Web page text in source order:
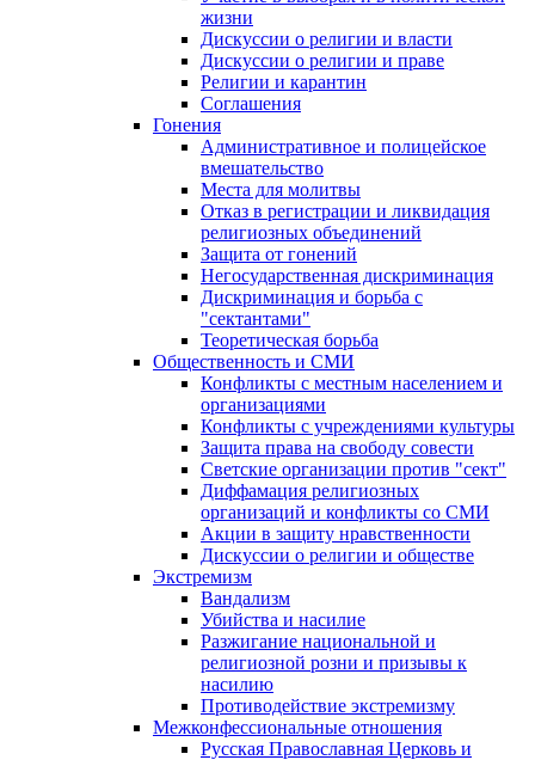
жизни
Дискуссии о религии и власти
Дискуссии о религии и праве
Религии и карантин
Соглашения
Гонения
Административное и полицейское
вмешательство
Места для молитвы
Отказ в регистрации и ликвидация
религиозных объединений
Защита от гонений
Негосударственная дискриминация
Дискриминация и борьба с
"сектантами"
Теоретическая борьба
Общественность и СМИ
Конфликты с местным населением и
организациями
Конфликты с учреждениями культуры
Защита права на свободу совести
Светские организации против "сект"
Диффамация религиозных
организаций и конфликты со СМИ
Акции в защиту нравственности
Дискуссии о религии и обществе
Экстремизм
Вандализм
Убийства и насилие
Разжигание национальной и
религиозной розни и призывы к
насилию
Противодействие экстремизму
Межконфессиональные отношения
Русская Православная Церковь и